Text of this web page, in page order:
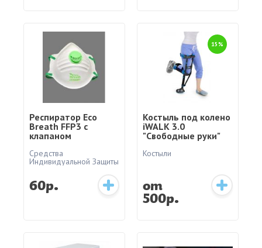
Респиратор Eco
Breath FFP3 с
клапаном
Средства
Индивидуальной Защиты
60р.
15%
Костыль под колено
iWALK 3.0
"Свободные руки"
Костыли
от
500р.